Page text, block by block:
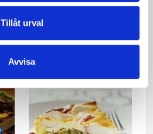
Tillåt urval
Avvisa
rostade grönsaker